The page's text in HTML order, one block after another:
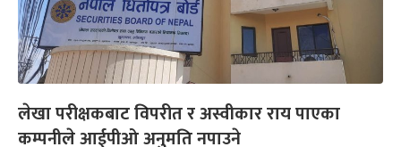
लेखा परीक्षकबाट विपरीत र अस्वीकार राय पाएका
कम्पनीले आईपीओ अनुमति नपाउने